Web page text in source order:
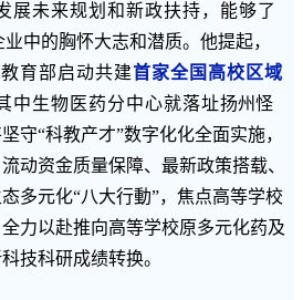
展未来规划和新政扶持，能够了
中的胸怀大志和潜质。他提起，
育部启动共建首家全国高校区域
中生物医药分中心就落址扬州怪
守“科教产才”数字化化全面实施，
动资金质量保障、最新政策搭载、
多元化“八大行動”，焦点高等学校
力以赴推向高等学校原多元化药及
技科研成绩转换。